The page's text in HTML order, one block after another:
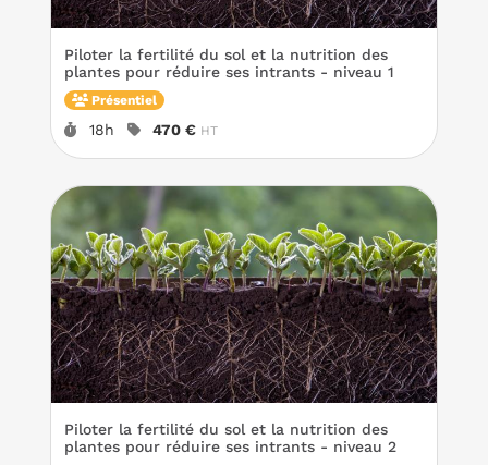
Piloter la fertilité du sol et la nutrition des
plantes pour réduire ses intrants - niveau 1
Présentiel
Durée :
18h Prix :
470 € HT
Piloter la fertilité du sol et la nutrition des
plantes pour réduire ses intrants - niveau 2